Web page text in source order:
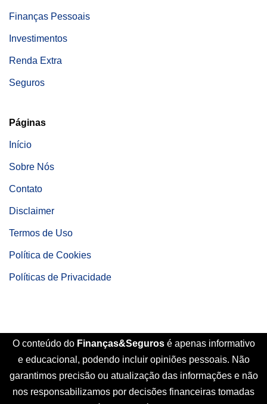
Finanças Pessoais
Investimentos
Renda Extra
Seguros
Páginas
Início
Sobre Nós
Contato
Disclaimer
Termos de Uso
Política de Cookies
Políticas de Privacidade
O conteúdo do Finanças&Seguros é apenas informativo
e educacional, podendo incluir opiniões pessoais. Não
garantimos precisão ou atualização das informações e não
nos responsabilizamos por decisões financeiras tomadas